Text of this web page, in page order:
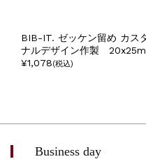
BIB-IT. ゼッケン留め カス
ナルデザイン作製
¥1,078(税込)
Business day